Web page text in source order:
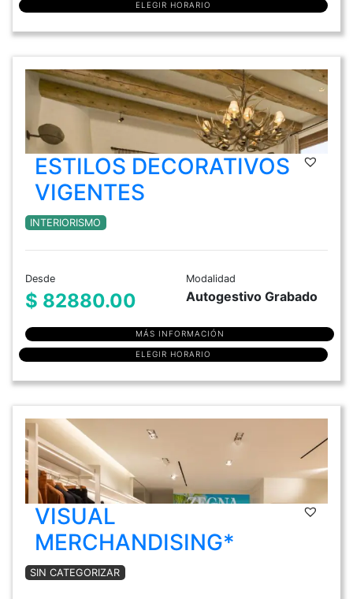
ELEGIR HORARIO
ESTILOS DECORATIVOS
VIGENTES
INTERIORISMO
Desde
$ 82880.00
Modalidad
Autogestivo Grabado
MÁS INFORMACIÓN
ELEGIR HORARIO
VISUAL
MERCHANDISING*
SIN CATEGORIZAR